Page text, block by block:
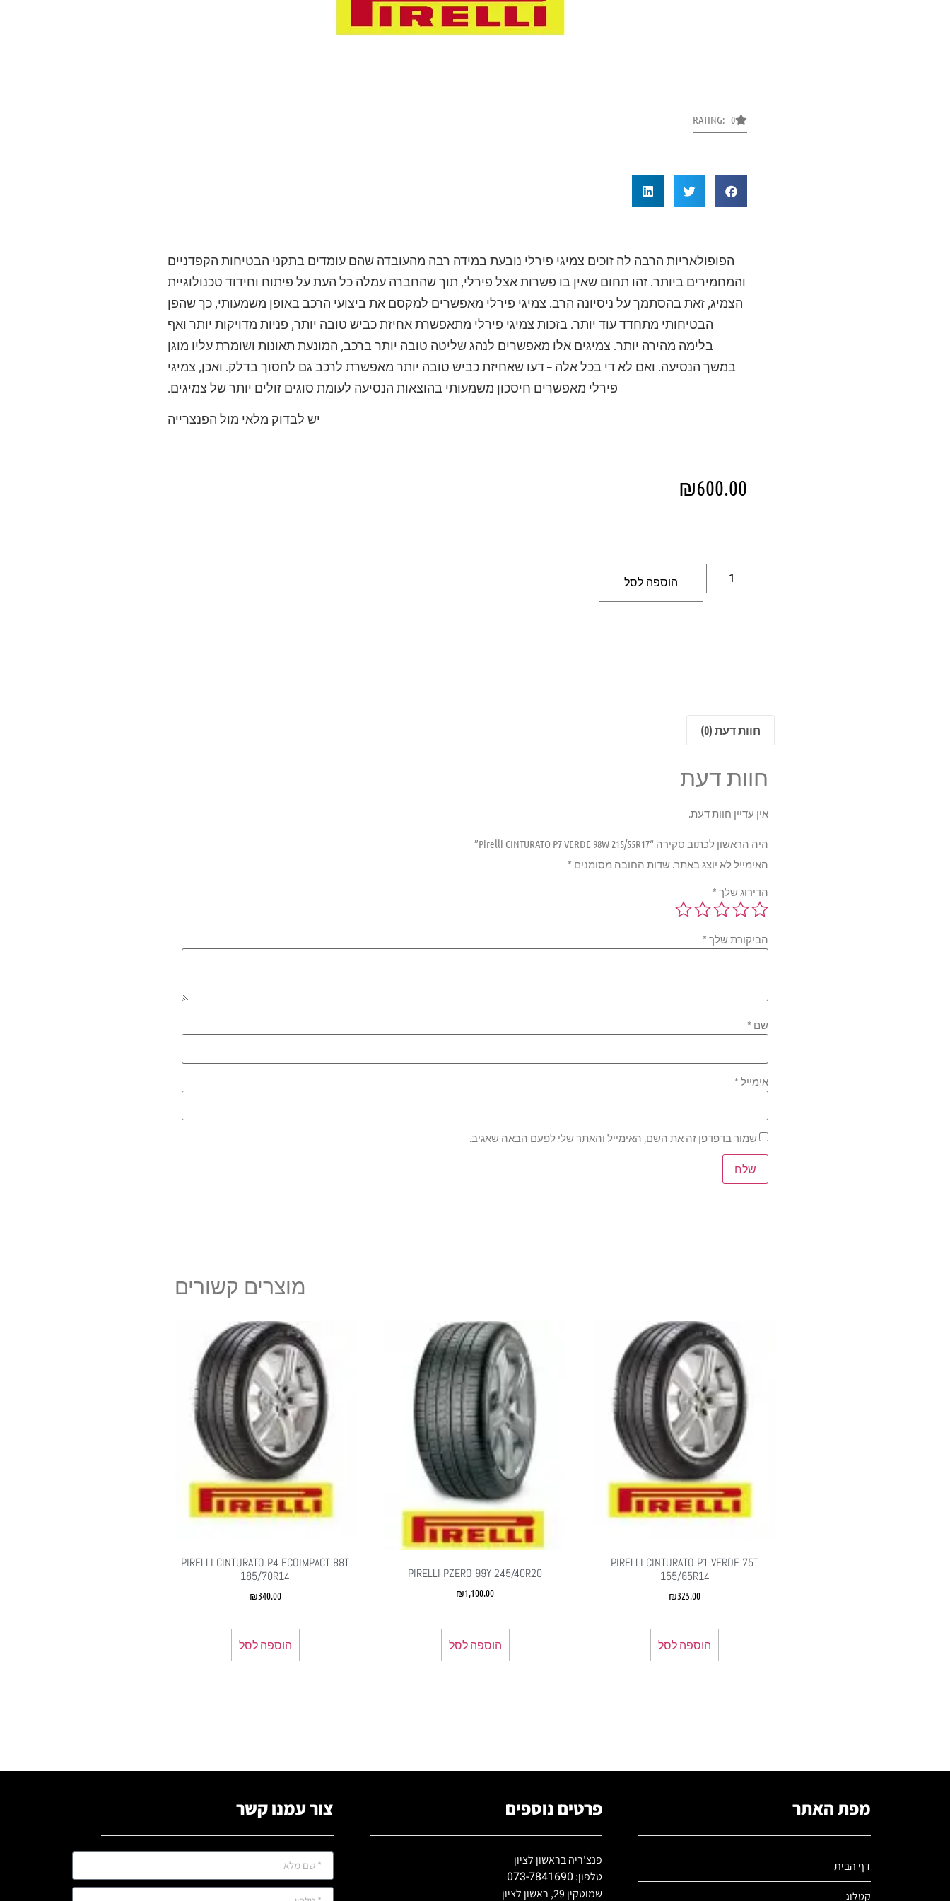
RATING: 0
הפופולאריות הרבה לה זוכים צמיגי פירלי נובעת במידה רבה מהעובדה שהם עומדים בתקני הבטיחות הקפדניים
והמחמירים ביותר. זהו תחום שאין בו פשרות אצל פירלי, תוך שהחברה עמלה כל העת על פיתוח וחידוד טכנולוגיית
הצמיג, זאת בהסתמך על ניסיונה הרב. צמיגי פירלי מאפשרים למקסם את ביצועי הרכב באופן משמעותי, כך שהפן
הבטיחותי מתחדד עוד יותר. בזכות צמיגי פירלי מתאפשרת אחיזת כביש טובה יותר, פניות מדויקות יותר ואף
בלימה מהירה יותר. צמיגים אלו מאפשרים לנהג שליטה טובה יותר ברכב, המונעת תאונות ושומרת עליו מוגן
במשך הנסיעה. ואם לא די בכל אלה – דעו שאחיזת כביש טובה יותר מאפשרת לרכב גם לחסוך בדלק. ואכן, צמיגי
פירלי מאפשרים חיסכון משמעותי בהוצאות הנסיעה לעומת סוגים זולים יותר של צמיגים.
יש לבדוק מלאי מול הפנצרייה
₪600.00
הוספה לסל
חוות דעת (0)
חוות דעת
אין עדיין חוות דעת.
היה הראשון לכתוב סקירה “Pirelli CINTURATO P7 VERDE 98W 215/55R17”
האימייל לא יוצג באתר. שדות החובה מסומנים *
הדירוג שלך *
הביקורת שלך *
שם *
אימייל *
שמור בדפדפן זה את השם, האימייל והאתר שלי לפעם הבאה שאגיב.
מוצרים קשורים
PIRELLI CINTURATO P1 VERDE 75T
155/65R14
₪325.00
הוספה לסל
PIRELLI PZERO 99Y 245/40R20
₪1,100.00
הוספה לסל
PIRELLI CINTURATO P4 ECOIMPACT 88T
185/70R14
₪340.00
הוספה לסל
מפת האתר
דף הבית
קטלוג
פרטים נוספים
פנצ'ריה בראשון לציון
טלפון:073-7841690
שמוטקין 29, ראשון לציון
צור עמנו קשר